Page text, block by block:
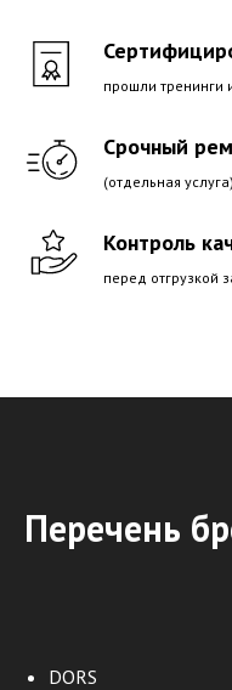
прошли тренинги
Срочный
(отдельная услуга)
Контроль
перед отгрузкой
Перечень
DORS